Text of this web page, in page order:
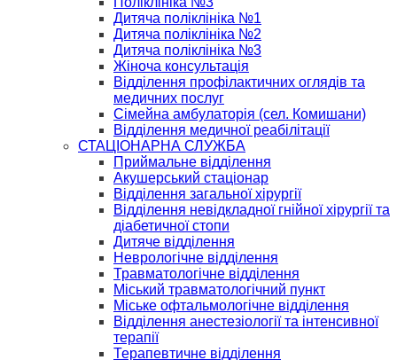
Дитяча поліклініка №1
Дитяча поліклініка №2
Дитяча поліклініка №3
Жіноча консультація
Відділення профілактичних оглядів та
медичних послуг
Сімейна амбулаторія (сел. Комишани)
Відділення медичної реабілітації
СТАЦІОНАРНА СЛУЖБА
Приймальне відділення
Акушерський стаціонар
Відділення загальної хірургії
Відділення невідкладної гнійної хірургії та
діабетичної стопи
Дитяче відділення
Неврологічне відділення
Травматологічне відділення
Міський травматологічний пункт
Міське офтальмологічне відділення
Відділення анестезіології та інтенсивної
терапії
Терапевтичне відділення